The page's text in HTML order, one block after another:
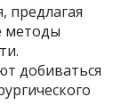
предлагая
методы
добиваться